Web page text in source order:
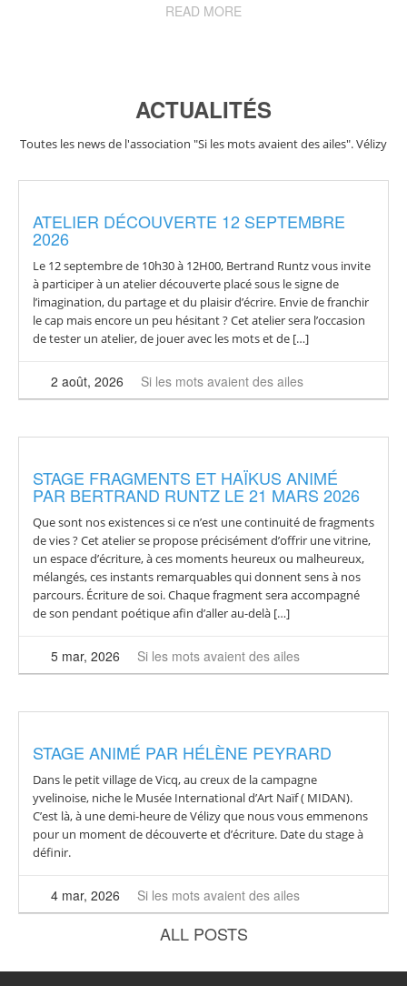
READ MORE
ACTUALITÉS
Toutes les news de l'association "Si les mots avaient des ailes". Vélizy
ATELIER DÉCOUVERTE 12 SEPTEMBRE
2026
Le 12 septembre de 10h30 à 12H00, Bertrand Runtz vous invite
à participer à un atelier découverte placé sous le signe de
l’imagination, du partage et du plaisir d’écrire. Envie de franchir
le cap mais encore un peu hésitant ? Cet atelier sera l’occasion
de tester un atelier, de jouer avec les mots et de […]
2 août, 2026 Si les mots avaient des ailes
STAGE FRAGMENTS ET HAÏKUS ANIMÉ
PAR BERTRAND RUNTZ LE 21 MARS 2026
Que sont nos existences si ce n’est une continuité de fragments
de vies ? Cet atelier se propose précisément d’offrir une vitrine,
un espace d’écriture, à ces moments heureux ou malheureux,
mélangés, ces instants remarquables qui donnent sens à nos
parcours. Écriture de soi. Chaque fragment sera accompagné
de son pendant poétique afin d’aller au-delà […]
5 mar, 2026 Si les mots avaient des ailes
STAGE ANIMÉ PAR HÉLÈNE PEYRARD
Dans le petit village de Vicq, au creux de la campagne
yvelinoise, niche le Musée International d’Art Naïf ( MIDAN).
C’est là, à une demi-heure de Vélizy que nous vous emmenons
pour un moment de découverte et d’écriture. Date du stage à
définir.
4 mar, 2026 Si les mots avaient des ailes
ALL POSTS